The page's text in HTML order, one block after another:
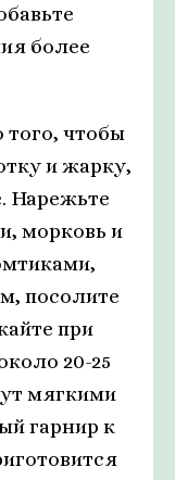
более
того, чтобы
и жарку,
Нарежьте
морковь и
посолите
при
20-25
мягкими
гарнир к